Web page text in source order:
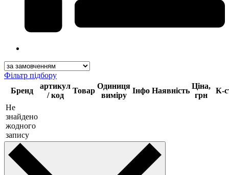
Фільтр підбору
Бренд
артикул
/ код
Товар
Одиниця
виміру
Інфо Наявність
Ціна,
грн
К-
Не
знайдено
жодного
запису